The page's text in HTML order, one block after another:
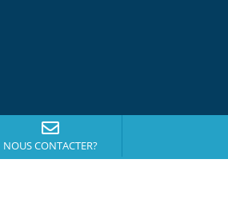
NOUS CONTACTER?